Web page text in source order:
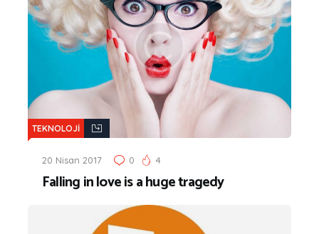
TEKNOLOJİ
20 Nisan 2017 0 4
Falling in love is a huge tragedy